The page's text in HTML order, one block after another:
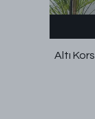
Altı